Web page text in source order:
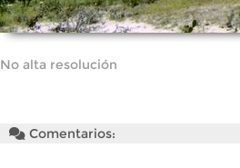
No alta resolución
Comentarios: